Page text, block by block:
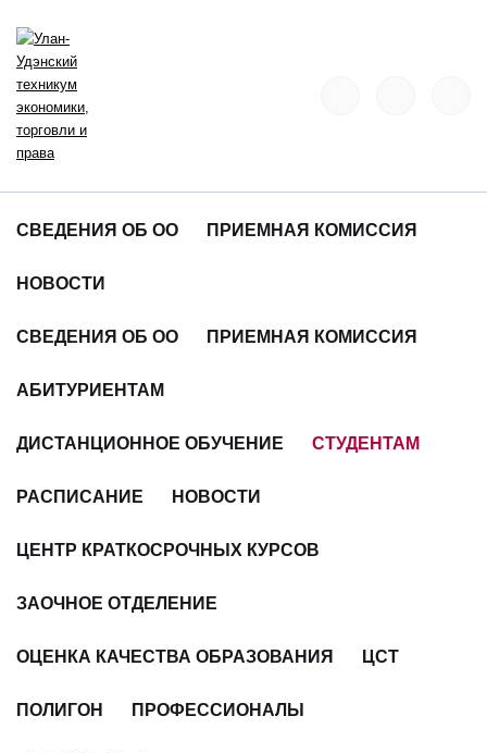
СВЕДЕНИЯ ОБ ОО ПРИЕМНАЯ КОМИССИЯ
НОВОСТИ
СВЕДЕНИЯ ОБ ОО ПРИЕМНАЯ КОМИССИЯ
АБИТУРИЕНТАМ
ДИСТАНЦИОННОЕ ОБУЧЕНИЕ СТУДЕНТАМ
РАСПИСАНИЕ НОВОСТИ
ЦЕНТР КРАТКОСРОЧНЫХ КУРСОВ
ЗАОЧНОЕ ОТДЕЛЕНИЕ
ОЦЕНКА КАЧЕСТВА ОБРАЗОВАНИЯ ЦСТ
ПОЛИГОН ПРОФЕССИОНАЛЫ